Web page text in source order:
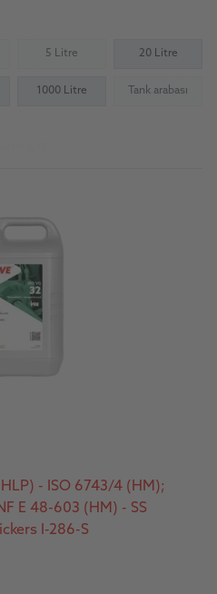
5 Litre(Not available) 20 Litre
1000 Litre Tank arabası
(Not
- ISO 6743/4 (HM);
E 48-603 (HM) - SS
I-286-S